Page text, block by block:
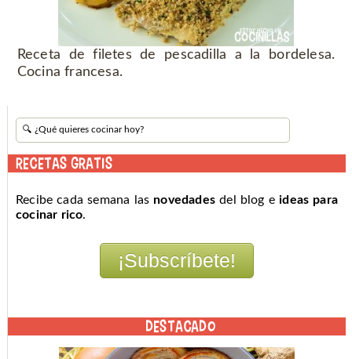
Receta de filetes de pescadilla a la bordelesa.
Cocina francesa.
RECETAS GRATIS
Recibe cada semana las novedades del blog eideas para
cocinar rico.
DESTACADO